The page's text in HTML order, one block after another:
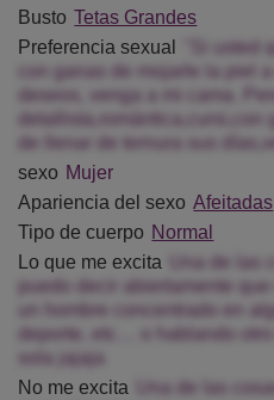
Busto Tetas Grandes
Preferencia sexual
"Si usted
con ganas de mojarle la piel
deseos, venga a mi cama.
detallista,romántica,cursi,con
de llenar de ternura sus
sexo Mujer
Apariencia del sexo Afeitadas
Tipo de cuerpo Normal
Lo que me excita
Una de las
puedo decir abiertamente
un hombre concentrado en
deporte, etc… o hablando
sola jajaja
No me excita
Una de las